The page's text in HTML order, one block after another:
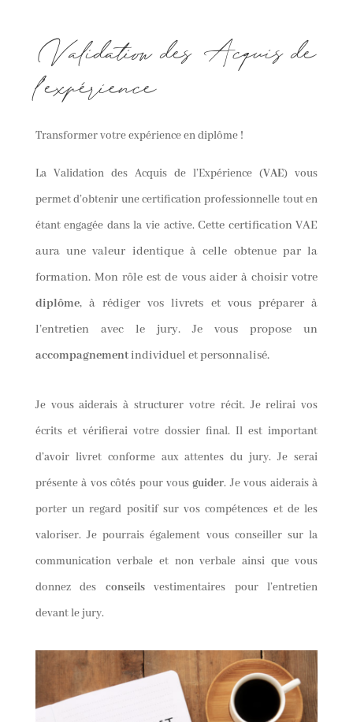
Validation des Acquis de
l’expérience
Transformer votre expérience en diplôme !
La Validation des Acquis de l’Expérience (VAE) vous
permet d’obtenir une certification professionnelle tout en
étant engagée dans la vie active.Cette certification VAE
aura une valeur identique à celle obtenue par la
formation. Mon rôle est de vous aider à choisir votre
diplôme, à rédiger vos livrets et vous préparer à
l’entretien avec le jury. Je vous propose un
accompagnementindividuel et personnalisé.
Je vous aiderais à structurer votre récit. Je relirai vos
écrits et vérifierai votre dossier final. Il est important
d’avoir livret conforme aux attentes du jury. Je serai
présente à vos côtés pour vousguider. Je vous aiderais à
porter un regard positif sur vos compétences et de les
valoriser. Je pourrais également vous conseiller sur la
communication verbale et non verbale ainsi que vous
donnez des conseilsvestimentaires pour l’entretien
devant le jury.